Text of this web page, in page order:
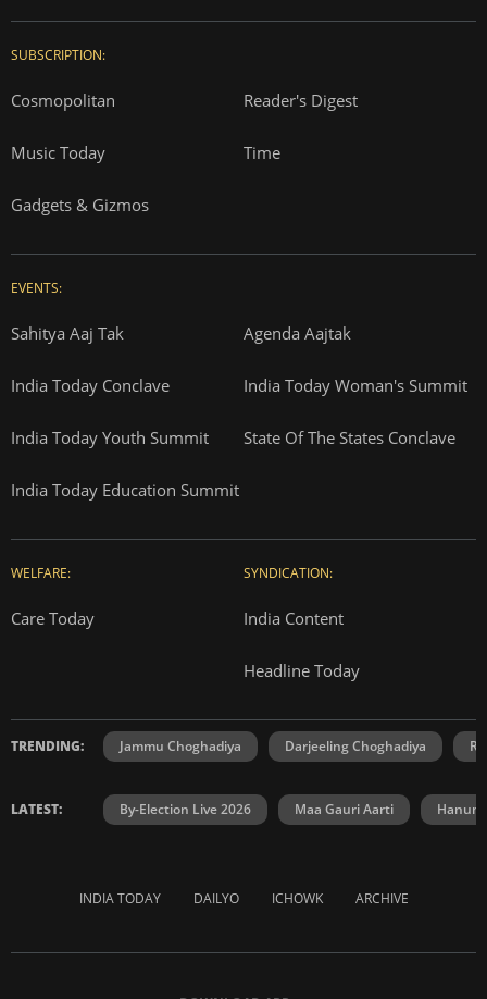
SUBSCRIPTION:
Cosmopolitan Reader's Digest
Music Today Time
Gadgets & Gizmos
EVENTS:
Sahitya Aaj Tak Agenda Aajtak
India Today Conclave India Today Woman's Summit
India Today Youth Summit State Of The States Conclave
India Today Education Summit
WELFARE:
Care Today
SYNDICATION:
India Content
Headline Today
TRENDING: Jammu Choghadiya Darjeeling Choghadiya
LATEST: By-Election Live 2026 Maa Gauri Aarti
INDIA TODAY DAILYO ICHOWK ARCHIVE